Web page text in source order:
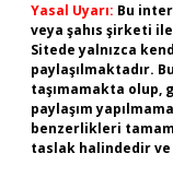
Yasal Uyarı: Bu
veya şahıs şirketi
Sitede yalnızca
paylaşılmaktadır.
taşımamakta olup,
paylaşım
benzerlikleri
taslak halindedir